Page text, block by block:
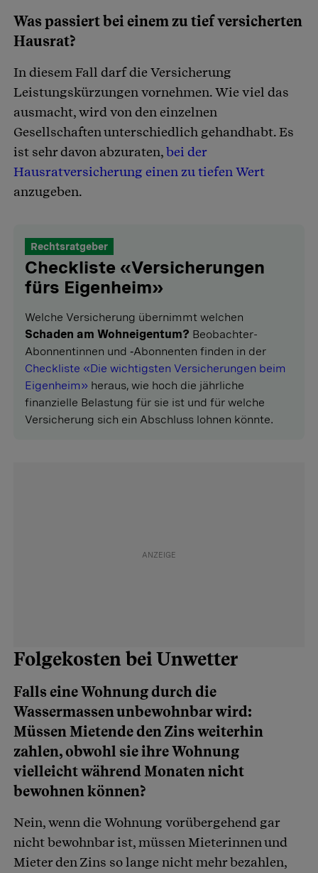
Was passiert bei einem zu tief versicherten
Hausrat?
In diesem Fall darf die Versicherung
Leistungskürzungen vornehmen. Wie viel das
ausmacht, wird von den einzelnen
Gesellschaften unterschiedlich gehandhabt. Es
ist sehr davon abzuraten,bei der
Hausratversicherung einen zu tiefen Wert
anzugeben.
Rechtsratgeber
Checkliste «Versicherungen
fürs Eigenheim»
Welche Versicherung übernimmt welchen
Schaden am Wohneigentum? Beobachter-
Abonnentinnen und ‑Abonnenten finden in der
Checkliste «Die wichtigsten Versicherungen beim
Eigenheim» heraus, wie hoch die jährliche
finanzielle Belastung für sie ist und für welche
Versicherung sich ein Abschluss lohnen könnte.
Folgekosten bei Unwetter
Falls eine Wohnung durch die
Wassermassen unbewohnbar wird:
Müssen Mietende den Zins weiterhin
zahlen, obwohl sie ihre Wohnung
vielleicht während Monaten nicht
bewohnen können?
Nein, wenn die Wohnung vorübergehend gar
nicht bewohnbar ist, müssen Mieterinnen und
Mieter den Zins so lange nicht mehr bezahlen,